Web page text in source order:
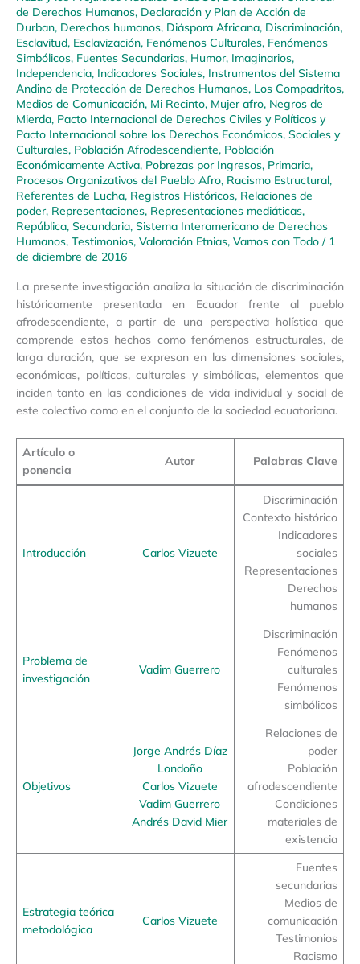
de Derechos Humanos, Declaración y Plan de Acción de
Durban, Derechos humanos, Diáspora Africana, Discriminación,
Esclavitud, Esclavización, Fenómenos Culturales, Fenómenos
Simbólicos, Fuentes Secundarias, Humor, Imaginarios,
Independencia, Indicadores Sociales, Instrumentos del Sistema
Andino de Protección de Derechos Humanos, Los Compadritos,
Medios de Comunicación, Mi Recinto, Mujer afro, Negros de
Mierda, Pacto Internacional de Derechos Civiles y Políticos y
Pacto Internacional sobre los Derechos Económicos, Sociales y
Culturales, Población Afrodescendiente, Población
Económicamente Activa, Pobrezas por Ingresos, Primaria,
Procesos Organizativos del Pueblo Afro, Racismo Estructural,
Referentes de Lucha, Registros Históricos, Relaciones de
poder, Representaciones, Representaciones mediáticas,
República, Secundaria, Sistema Interamericano de Derechos
Humanos, Testimonios, Valoración Etnias, Vamos con Todo / 1
de diciembre de 2016
La presente investigación analiza la situación de discriminación
históricamente presentada en Ecuador frente al pueblo
afrodescendiente, a partir de una perspectiva holística que
comprende estos hechos como fenómenos estructurales, de
larga duración, que se expresan en las dimensiones sociales,
económicas, políticas, culturales y simbólicas, elementos que
inciden tanto en las condiciones de vida individual y social de
este colectivo como en el conjunto de la sociedad ecuatoriana.
Artículo o
ponencia
Autor Palabras Clave
Introducción Carlos Vizuete
Discriminación
Contexto histórico
Indicadores
sociales
Representaciones
Derechos
humanos
Problema de
investigación
Vadim Guerrero
Discriminación
Fenómenos
culturales
Fenómenos
simbólicos
Objetivos
Jorge Andrés Díaz
Londoño
Carlos Vizuete
Vadim Guerrero
Andrés David Mier
Relaciones de
poder
Población
afrodescendiente
Condiciones
materiales de
existencia
Estrategia teórica
metodológica
Carlos Vizuete
Fuentes
secundarias
Medios de
comunicación
Testimonios
Racismo